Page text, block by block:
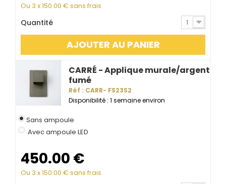
Ou 3 x150.00 € sans frais
Quantité 1
AJOUTER AU PANIER
CARRÉ - Applique murale/argent
fumé
Réf : CARR- FS23S2
Disponibilité : 1 semaine environ
Sans ampoule
Avec ampoule LED
450.00 €
Ou 3 x150.00 € sans frais